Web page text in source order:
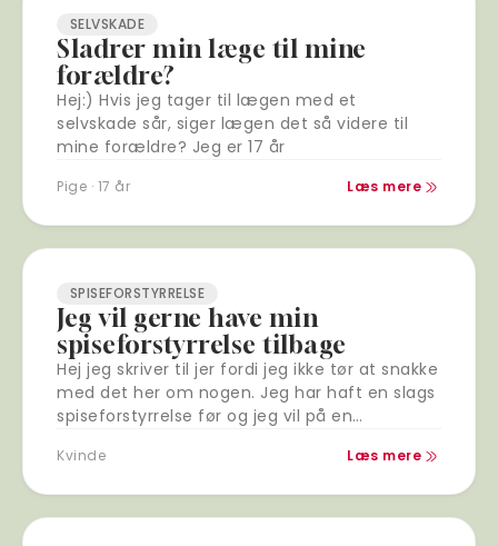
SELVSKADE
Sladrer min læge til mine
forældre?
Hej:) Hvis jeg tager til lægen med et
selvskade sår, siger lægen det så videre til
mine forældre? Jeg er 17 år
Pige · 17 år Læs mere
SPISEFORSTYRRELSE
Jeg vil gerne have min
spiseforstyrrelse tilbage
Hej jeg skriver til jer fordi jeg ikke tør at snakke
med det her om nogen. Jeg har haft en slags
spiseforstyrrelse før og jeg vil på en…
Kvinde Læs mere